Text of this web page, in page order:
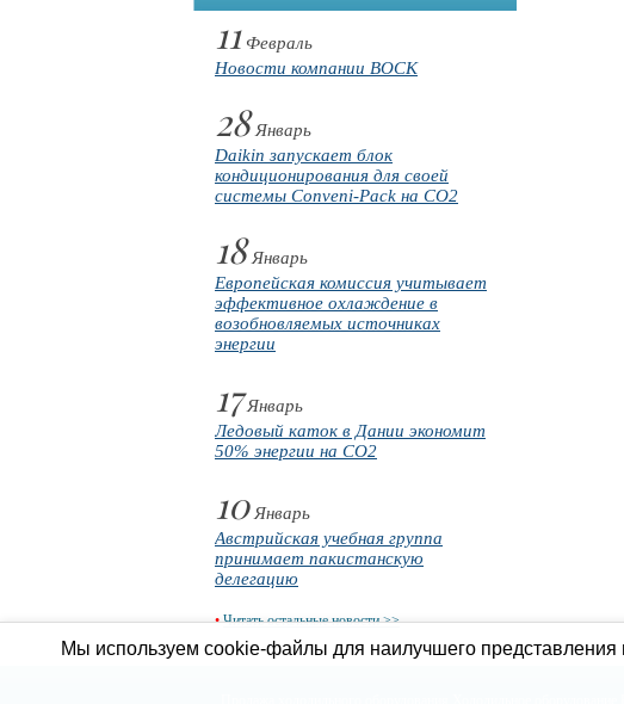
11 Февраль
Новости компании BOCK
28Январь
Daikin запускает блок
кондиционирования для своей
системы Conveni-Pack на CO2
18Январь
Европейская комиссия учитывает
эффективное охлаждение в
возобновляемых источниках
энергии
17Январь
Ледовый каток в Дании экономит
50% энергии на CO2
10Январь
Австрийская учебная группа
принимает пакистанскую
делегацию
• Читать остальные новости >>
Мы используем cookie-файлы для наилучшего представления